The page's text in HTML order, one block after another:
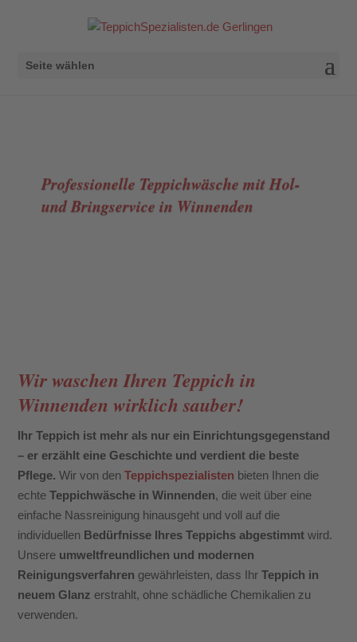
Seite wählen
Professionelle Teppichwäsche mit Hol-
und Bringservice in Winnenden
Wir waschen Ihren Teppich in
Winnenden wirklich sauber!
Ihr Teppich ist mehr als nur ein Einrichtungsgegenstand
– er erzählt eine Geschichte und verdient die beste
Pflege. Wir von denTeppichspezialisten bieten Ihnen die
echteTeppichwäsche in Winnenden, die weit über eine
einfache Nassreinigung hinausgeht und voll auf die
individuellen Bedürfnisse Ihres Teppichs abgestimmt wird.
Unsere umweltfreundlichen und modernen
Reinigungsverfahren gewährleisten, dass IhrTeppich in
neuem Glanz erstrahlt, ohne schädliche Chemikalien zu
verwenden.